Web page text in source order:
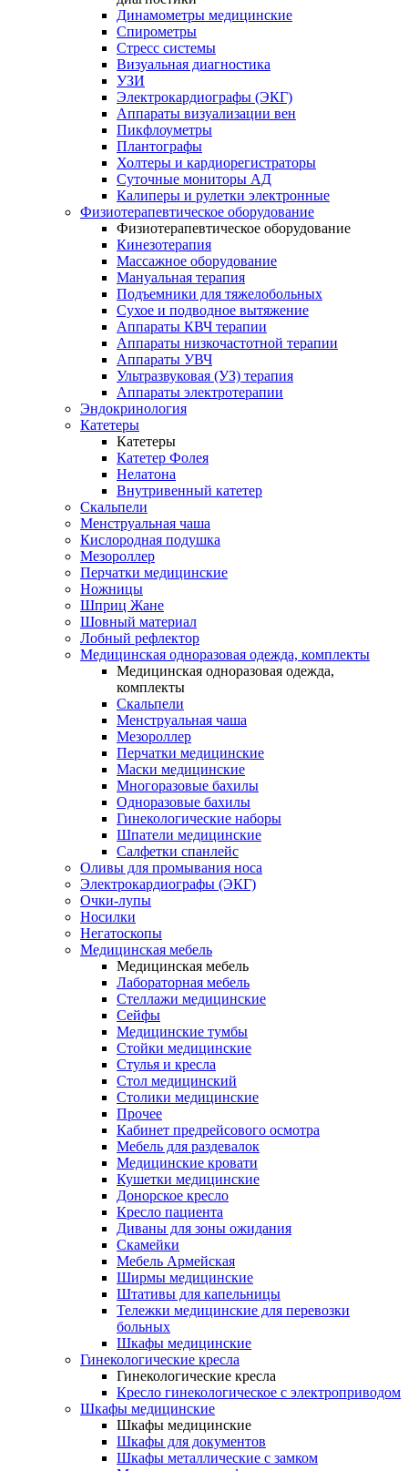
Динамометры медицинские
Спирометры
Стресс системы
Визуальная диагностика
УЗИ
Электрокардиографы (ЭКГ)
Аппараты визуализации вен
Пикфлоуметры
Плантографы
Холтеры и кардиорегистраторы
Суточные мониторы АД
Калиперы и рулетки электронные
Физиотерапевтическое оборудование
Физиотерапевтическое оборудование
Кинезотерапия
Массажное оборудование
Мануальная терапия
Подъемники для тяжелобольных
Сухое и подводное вытяжение
Аппараты КВЧ терапии
Аппараты низкочастотной терапии
Аппараты УВЧ
Ультразвуковая (УЗ) терапия
Аппараты электротерапии
Эндокринология
Катетеры
Катетеры
Катетер Фолея
Нелатона
Внутривенный катетер
Скальпели
Менструальная чаша
Кислородная подушка
Мезороллер
Перчатки медицинские
Ножницы
Шприц Жане
Шовный материал
Лобный рефлектор
Медицинская одноразовая одежда, комплекты
Медицинская одноразовая одежда,
комплекты
Скальпели
Менструальная чаша
Мезороллер
Перчатки медицинские
Маски медицинские
Многоразовые бахилы
Одноразовые бахилы
Гинекологические наборы
Шпатели медицинские
Салфетки спанлейс
Оливы для промывания носа
Электрокардиографы (ЭКГ)
Очки-лупы
Носилки
Негатоскопы
Медицинская мебель
Медицинская мебель
Лабораторная мебель
Стеллажи медицинские
Сейфы
Медицинские тумбы
Стойки медицинские
Cтулья и кресла
Стол медицинский
Столики медицинские
Прочее
Кабинет предрейсового осмотра
Мебель для раздевалок
Медицинские кровати
Кушетки медицинские
Донорское кресло
Кресло пациента
Диваны для зоны ожидания
Скамейки
Мебель Армейская
Ширмы медицинские
Штативы для капельницы
Тележки медицинские для перевозки
больных
Шкафы медицинские
Гинекологические кресла
Гинекологические кресла
Кресло гинекологическое с электроприводом
Шкафы медицинские
Шкафы медицинские
Шкафы для документов
Шкафы металлические с замком